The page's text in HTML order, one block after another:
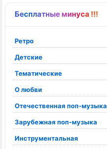
Бесплатные минуса !!!
Ретро
Детские
Тематические
О любви
Отечественная поп-музыка
Зарубежная поп-музыка
Инструментальная